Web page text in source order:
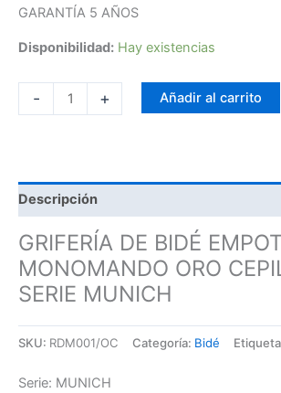
GARANTÍA 5 AÑOS
Disponibilidad: Hay existencias
- + Añadir al carrito
Descripción
GRIFERÍA DE BIDÉ
MONOMANDO ORO
SERIE MUNICH
SKU: RDM001/OC Categoría: Bidé
Serie: MUNICH